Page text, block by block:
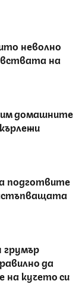
неволно
на
домашните
подготвите
грумър
да
кучето си